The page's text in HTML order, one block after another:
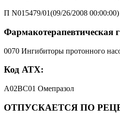
П N015479/01(09/26/2008 00:00:00)
Фармакотерапевтическая
0070 Ингибиторы протонного
Код АТХ:
A02BC01 Омепразол
ОТПУСКАЕТСЯ ПО